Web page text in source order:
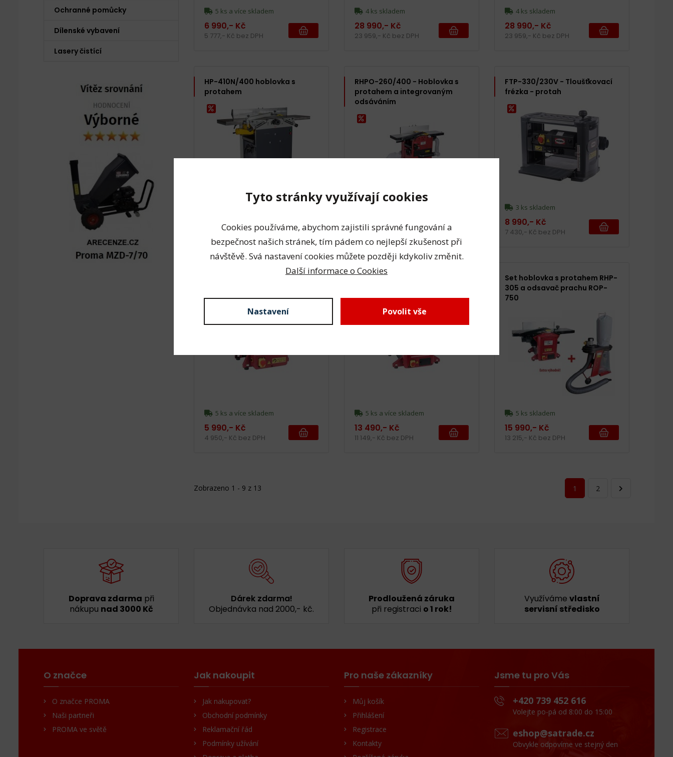
Ochranné pomůcky
Dílenské vybavení
Lasery čistící
5 ks a více skladem
6 990,- Kč
5 777,- Kč bez DPH
4 ks skladem
28 990,- Kč
23 959,- Kč bez DPH
4 ks skladem
28 990,- Kč
23 959,- Kč bez DPH
HP-410N/400 hoblovka s
protahem
1 kus skladem
64 990,- Kč
53 711,- Kč bez DPH
RHPO-260/400 - Hoblovka s
protahem a integrovaným
odsáváním
3 ks skladem
21 990,- Kč
18 174,- Kč bez DPH
FTP-330/230V - Tloušťkovací
frézka - protah
3 ks skladem
8 990,- Kč
7 430,- Kč bez DPH
5 ks a více skladem
5 990,- Kč
4 950,- Kč bez DPH
RHP-305 - Hoblovka s
5 ks a více skladem
13 490,- Kč
11 149,- Kč bez DPH
Set hoblovka s protahem RHP-
305 a odsavač prachu ROP-
750
5 ks skladem
15 990,- Kč
13 215,- Kč bez DPH
Zobrazeno 1 - 9 z 13 1 2
Doprava zdarma při
nákupu nad 3000 Kč
Dárek zdarma!
Objednávka nad 2000,- kč.
Prodloužená záruka
při registraci o 1 rok!
Využíváme vlastní
servisní středisko
O značce
O značce PROMA
Naši partneři
PROMA ve světě
Jak nakoupit
Jak nakupovat?
Obchodní podmínky
Reklamační řád
Podmínky užívání
Pro naše zákazníky
Můj košík
Přihlášení
Registrace
Kontakty
Jsme tu pro Vás
+420 739 452 616
Volejte po-pá od 8:00 do 15:00
eshop@satrade.cz
Obvykle odpovíme ve stejný den
Tyto stránky využívají cookies
Cookies používáme, abychom zajistili správné fungování a
bezpečnost našich stránek, tím pádem co nejlepší zkušenost při
návštěvě. Svá nastavení cookies můžete později kdykoliv změnit.
Další informace o Cookies
Nastavení Povolit vše